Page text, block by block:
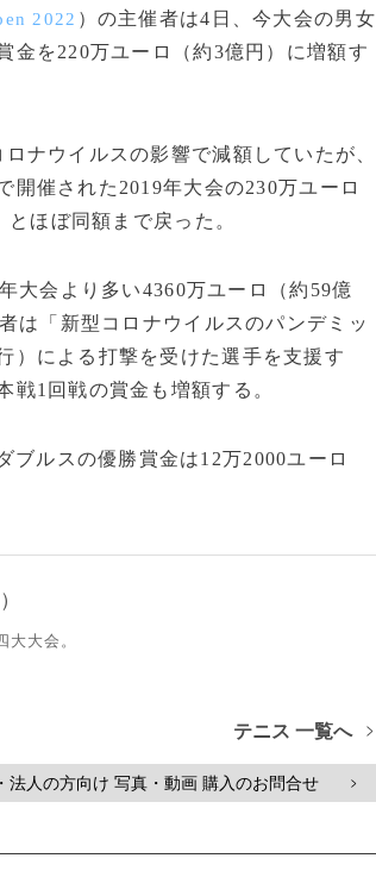
2022 ）の主催者は4日、今大会の男女
金を220万ユーロ（約3億円）に増額す
ナウイルスの影響で減額していたが、
開催された2019年大会の230万ユーロ
とほぼ同額まで戻った。
大会より多い4360万ユーロ（約59億
は「新型コロナウイルスのパンデミッ
）による打撃を受けた選手を支援す
戦1回戦の賞金も増額する。
ルスの優勝賞金は12万2000ユーロ
大会。
テニス 一覧へ >
法人の方向け 写真・動画 購入のお問合せ >